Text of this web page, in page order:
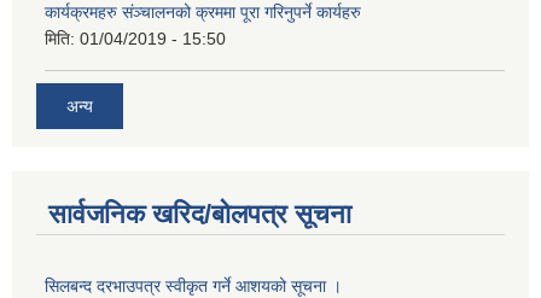
कार्यक्रमहरु संञ्‍चालनको क्रममा पूरा गरिनुपर्ने कार्यहरु
मिति: 01/04/2019 - 15:50
अन्य
सार्वजनिक खरिद/बोलपत्र सूचना
सिलबन्द दरभाउपत्र स्वीकृत गर्ने आशयको सूचना ।